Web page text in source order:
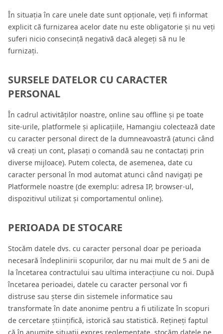
În situația în care unele date sunt opționale, veți fi informat
explicit că furnizarea acelor date nu este obligatorie și nu veți
suferi nicio consecință negativă dacă alegeți să nu le
furnizați.
SURSELE DATELOR CU CARACTER
PERSONAL
În cadrul activităților noastre, online sau offline și pe toate
site-urile, platformele și aplicațiile, Hamangiu colectează date
cu caracter personal direct de la dumneavoastră (atunci când
vă creați un cont, plasați o comandă sau ne contactați prin
diverse mijloace). Putem colecta, de asemenea, date cu
caracter personal în mod automat atunci când navigați pe
Platformele noastre (de exemplu: adresa IP, browser-ul,
dispozitivul utilizat și comportamentul online).
PERIOADA DE STOCARE
Stocăm datele dvs. cu caracter personal doar pe perioada
necesară îndeplinirii scopurilor, dar nu mai mult de 5 ani de
la încetarea contractului sau ultima interacțiune cu noi. După
încetarea perioadei, datele cu caracter personal vor fi
distruse sau șterse din sistemele informatice sau
transformate în date anonime pentru a fi utilizate în scopuri
de cercetare științifică, istorică sau statistică. Rețineți faptul
că în anumite situații expres reglementate, stocăm datele pe